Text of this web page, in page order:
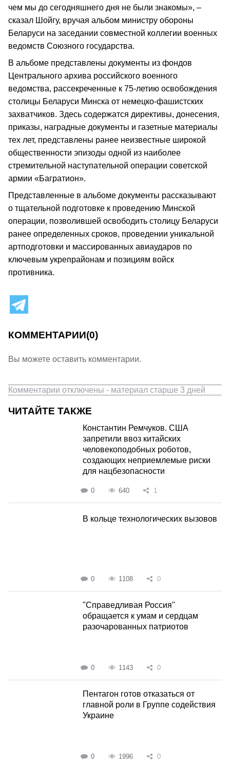
чем мы до сегодняшнего дня не были знакомы», –
сказал Шойгу, вручая альбом министру обороны
Беларуси на заседании совместной коллегии военных
ведомств Союзного государства.
В альбоме представлены документы из фондов
Центрального архива российского военного
ведомства, рассекреченные к 75‑летию освобождения
столицы Беларуси Минска от немецко‑фашистских
захватчиков. Здесь содержатся директивы, донесения,
приказы, наградные документы и газетные материалы
тех лет, представлены ранее неизвестные широкой
общественности эпизоды одной из наиболее
стремительной наступательной операции советской
армии «Багратион».
Представленные в альбоме документы рассказывают
о тщательной подготовке к проведению Минской
операции, позволившей освободить столицу Беларуси
ранее определенных сроков, проведении уникальной
артподготовки и массированных авиаударов по
ключевым укрепрайонам и позициям войск
противника.
КОММЕНТАРИИ(0)
Вы можете оставить комментарии.
Комментарии отключены - материал старше 3 дней
ЧИТАЙТЕ ТАКЖЕ
Константин Ремчуков. США
запретили ввоз китайских
человекоподобных роботов,
создающих неприемлемые риски
для нацбезопасности
0 640 1
В кольце технологических вызовов
0 1108 0
"Справедливая Россия"
обращается к умам и сердцам
разочарованных патриотов
0 1143 0
Пентагон готов отказаться от
главной роли в Группе содействия
Украине
0 1996 0